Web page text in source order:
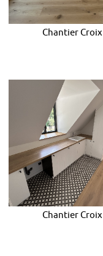
Chantier Croix
Chantier Croix